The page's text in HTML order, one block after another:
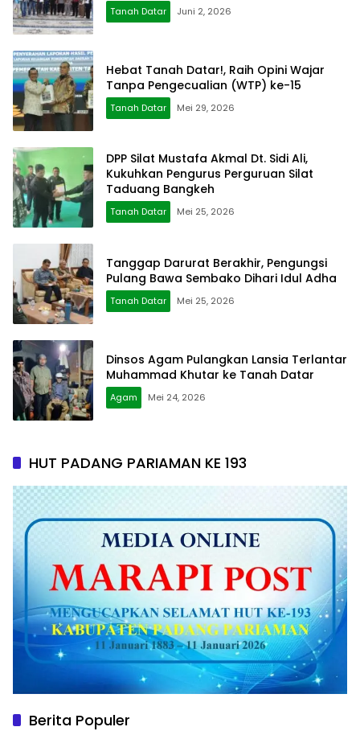
Tanah Datar Juni 2, 2026
Hebat Tanah Datar!, Raih Opini Wajar
Tanpa Pengecualian (WTP) ke-15
Tanah Datar Mei 29, 2026
DPP Silat Mustafa Akmal Dt. Sidi Ali,
Kukuhkan Pengurus Perguruan Silat
Taduang Bangkeh
Tanah Datar Mei 25, 2026
Tanggap Darurat Berakhir, Pengungsi
Pulang Bawa Sembako Dihari Idul Adha
Tanah Datar Mei 25, 2026
Dinsos Agam Pulangkan Lansia Terlantar
Muhammad Khutar ke Tanah Datar
Agam Mei 24, 2026
HUT PADANG PARIAMAN KE 193
Berita Populer